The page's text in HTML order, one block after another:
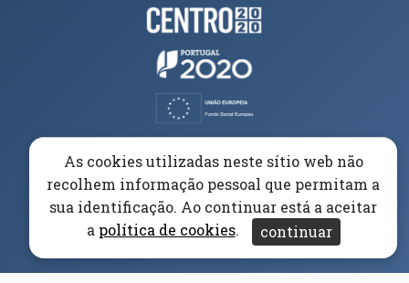
Parceiros e Financiadores
(abre em nova janela)
(abre em nova janela)
As cookies utilizadas neste sítio web não
recolhem informação pessoal que permitam a
sua identificação. Ao continuar está a aceitar
a política de cookies. continuar